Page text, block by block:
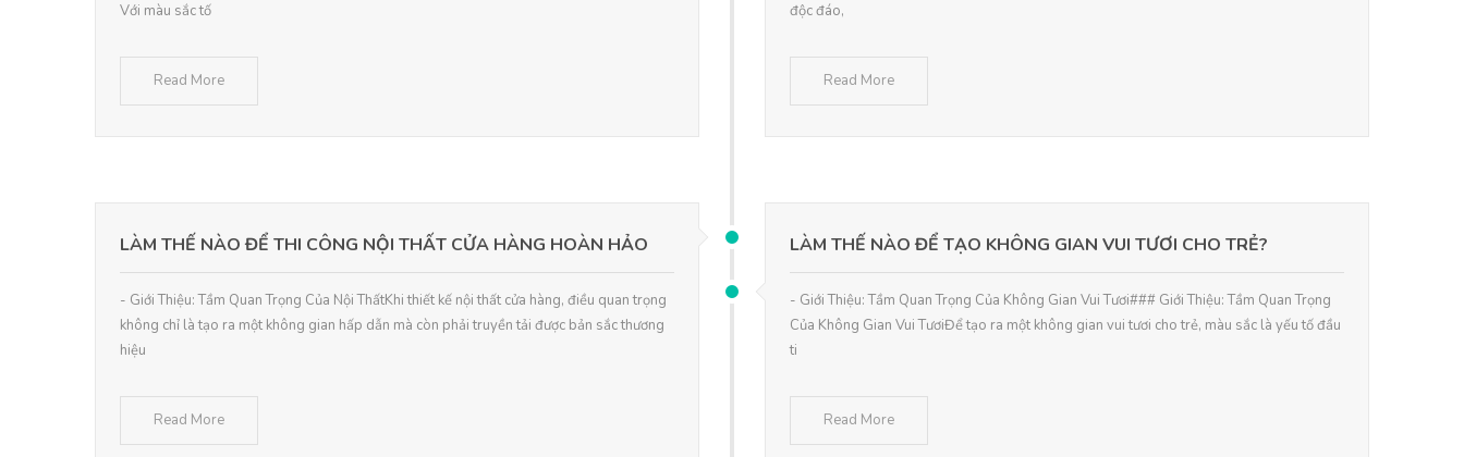
Với màu sắc tố
Read More
độc đáo,
Read More
LÀM THẾ NÀO ĐỂ THI CÔNG NỘI THẤT CỬA HÀNG HOÀN HẢO
- Giới Thiệu: Tầm Quan Trọng Của Nội ThấtKhi thiết kế nội thất cửa hàng, điều quan trọng
không chỉ là tạo ra một không gian hấp dẫn mà còn phải truyền tải được bản sắc thương
hiệu
Read More
LÀM THẾ NÀO ĐỂ TẠO KHÔNG GIAN VUI TƯƠI CHO TRẺ?
- Giới Thiệu: Tầm Quan Trọng Của Không Gian Vui Tươi### Giới Thiệu: Tầm Quan Trọng
Của Không Gian Vui TươiĐể tạo ra một không gian vui tươi cho trẻ, màu sắc là yếu tố đầu
ti
Read More